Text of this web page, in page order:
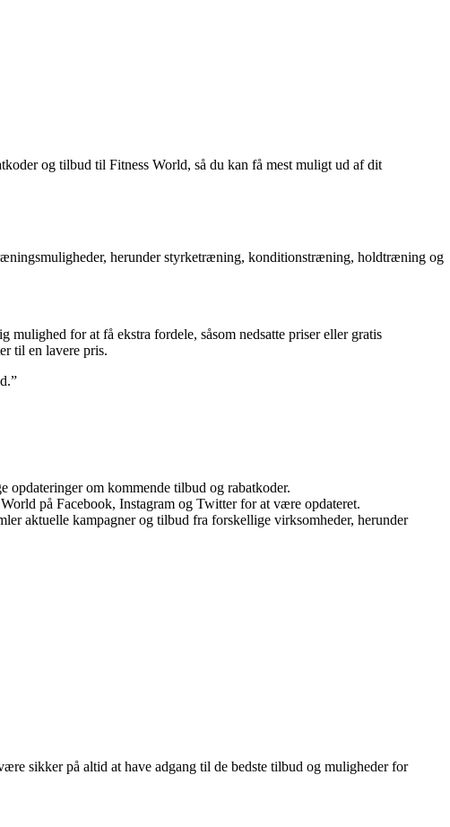
og tilbud til Fitness World, så du kan få mest muligt ud af dit
herunder styrketræning, konditionstræning, holdtræning og
for at få ekstra fordele, såsom nedsatte priser eller gratis
til en lavere pris.
om kommende tilbud og rabatkoder.
på Facebook, Instagram og Twitter for at være opdateret.
aktuelle kampagner og tilbud fra forskellige virksomheder, herunder
sikker på altid at have adgang til de bedste tilbud og muligheder for